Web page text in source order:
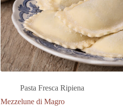
Pasta Fresca Ripiena
Mezzelune di Magro